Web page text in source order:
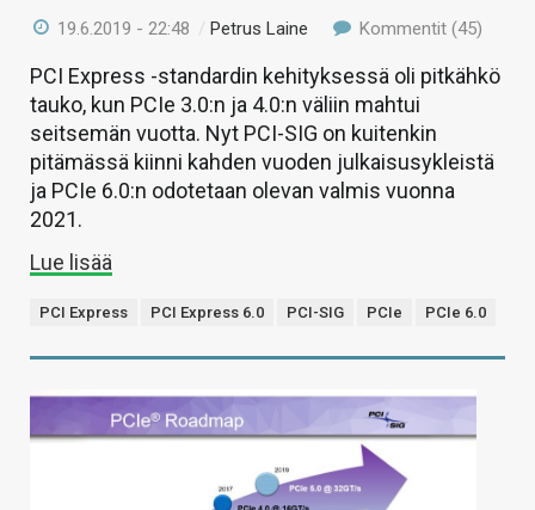
19.6.2019 - 22:48 /Petrus Laine Kommentit (45)
PCI Express -standardin kehityksessä oli pitkähkö
tauko, kun PCIe 3.0:n ja 4.0:n väliin mahtui
seitsemän vuotta. Nyt PCI-SIG on kuitenkin
pitämässä kiinni kahden vuoden julkaisusykleistä
ja PCIe 6.0:n odotetaan olevan valmis vuonna
2021.
Lue lisää
PCI Express PCI Express 6.0 PCI-SIG PCIe PCIe 6.0